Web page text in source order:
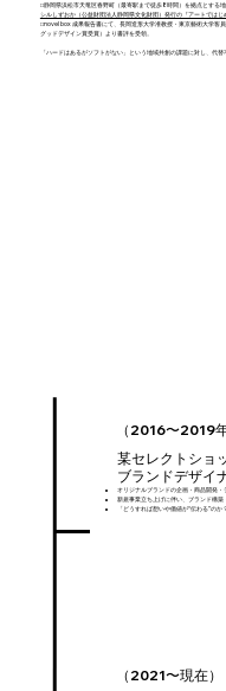
□静岡県浜松市天竜区春野町（最寄駅まで徒歩8時間）を拠点とする
シルしずおか（公益財団法人静岡県文化財団）発行の『アートでは
□novel box 成果報告書にて、長岡造形大学准教授・東京藝術大学客
グッドデザイン賞受賞）より書評を受領。
「ハードはあるがソフトがない」という地域共創の課題に対し、代
某セレクトショ
ブランドデザイ
オリジナルブランドの企画・商品開発・
新規事業立ち上げに伴い、ブランド構築
「どうすれば想いや価値が“伝わる”の
（2016〜2019年
（2021〜現在）